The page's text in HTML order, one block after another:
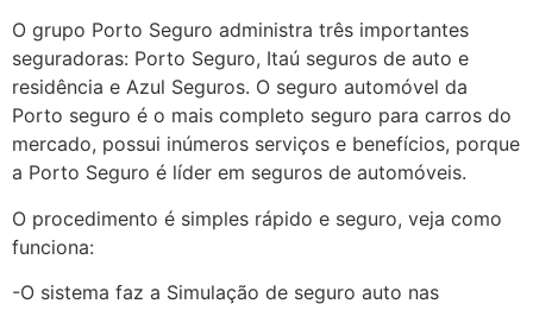
O grupo Porto Seguro administra três importantes
seguradoras: Porto Seguro, Itaú seguros de auto e
residência e Azul Seguros. O seguro automóvel da
Porto seguro é o mais completo seguro para carros do
mercado, possui inúmeros serviços e benefícios, porque
a Porto Seguro é líder em seguros de automóveis.
O procedimento é simples rápido e seguro, veja como
funciona:
-O sistema faz a Simulação de seguro auto nas